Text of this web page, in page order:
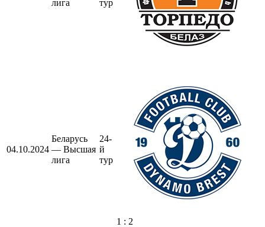
лига
тур
04.10.2024
Беларусь
— Высшая
лига
24-
й
тур
1 : 2